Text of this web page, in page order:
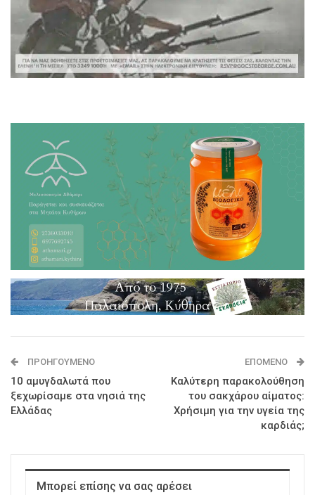
ΠΡΟΗΓΟΎΜΕΝΟ
10 αμυγδαλωτά που
ξεχωρίσαμε στα νησιά της
Ελλάδας
ΕΠΌΜΕΝΟ
Καλύτερη παρακολούθηση
του σακχάρου αίματος:
Χρήσιμη για την υγεία της
καρδιάς;
Μπορεί επίσης να σας αρέσει